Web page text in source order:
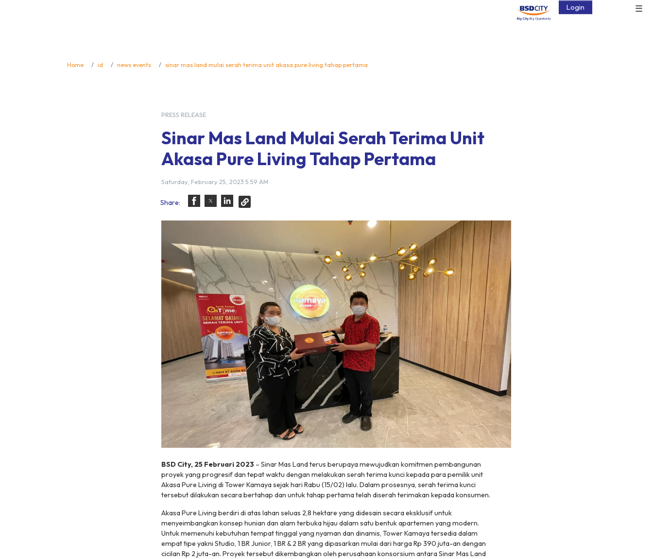
☰
Login
Home id news events sinar mas land mulai serah terima unit akasa pure living tahap pertama
PRESS RELEASE
Sinar Mas Land Mulai Serah Terima Unit
Akasa Pure Living Tahap Pertama
Saturday, February 25, 2023 5:59 AM
Share:
BSD City, 25 Februari 2023 – Sinar Mas Land terus berupaya mewujudkan komitmen pembangunan
proyek yang progresif dan tepat waktu dengan melakukan serah terima kunci kepada para pemilik unit
Akasa Pure Living di Tower Kamaya sejak hari Rabu (15/02) lalu. Dalam prosesnya, serah terima kunci
tersebut dilakukan secara bertahap dan untuk tahap pertama telah diserah terimakan kepada konsumen.
Akasa Pure Living berdiri di atas lahan seluas 2,8 hektare yang didesain secara eksklusif untuk
menyeimbangkan konsep hunian dan alam terbuka hijau dalam satu bentuk apartemen yang modern.
Untuk memenuhi kebutuhan tempat tinggal yang nyaman dan dinamis, Tower Kamaya tersedia dalam
empat tipe yakni Studio, 1 BR Junior, 1 BR & 2 BR yang dipasarkan mulai dari harga Rp 390 juta-an dengan
cicilan Rp 2 juta-an. Proyek tersebut dikembangkan oleh perusahaan konsorsium antara Sinar Mas Land